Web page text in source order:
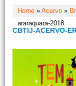
Home » Acervo »
araraquara-2018
CBTIJ-ACERVO-